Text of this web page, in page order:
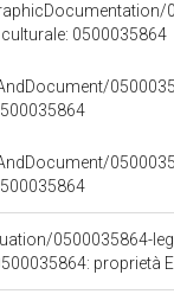
0500035864
0500035864-
proprietà